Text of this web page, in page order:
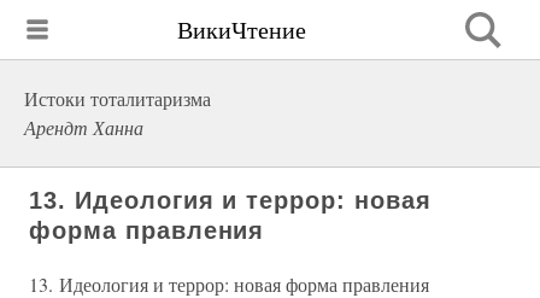
ВикиЧтение
Истоки тоталитаризма
Арендт Ханна
13. Идеология и террор: новая
форма правления
13. Идеология и террор: новая форма правления